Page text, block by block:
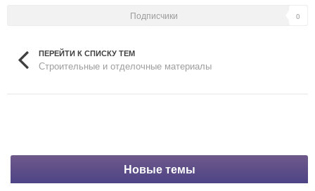
Подписчики 0
ПЕРЕЙТИ К СПИСКУ ТЕМ
Строительные и отделочные материалы
Новые темы